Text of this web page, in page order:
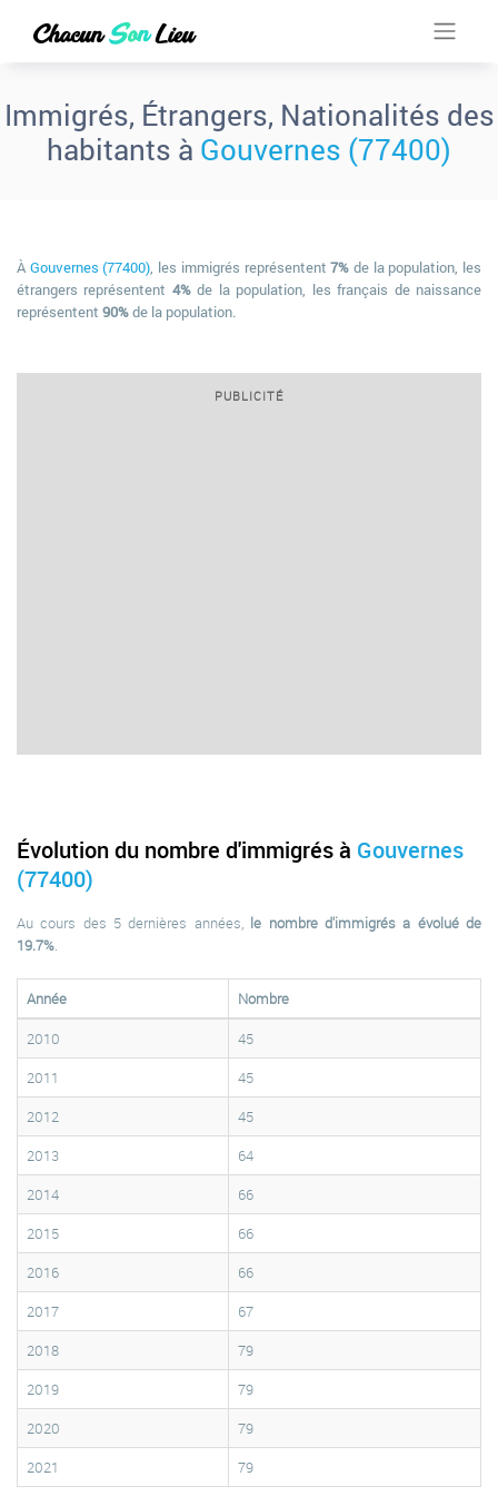
Immigrés, Étrangers, Nationalités des
habitants à Gouvernes (77400)
À Gouvernes (77400), les immigrés représentent7% de la population, les
étrangers représentent 4%de la population, les français de naissance
représentent 90%de la population.
PUBLICITÉ
Évolution du nombre d'immigrés à Gouvernes
(77400)
Au cours des 5 dernières années, le nombre d'immigrés a évolué de
19.7%.
Année
Nombre
2010
45
2011
45
2012
45
2013
64
2014
66
2015
66
2016
66
2017
67
2018
79
2019
79
2020
79
2021
79